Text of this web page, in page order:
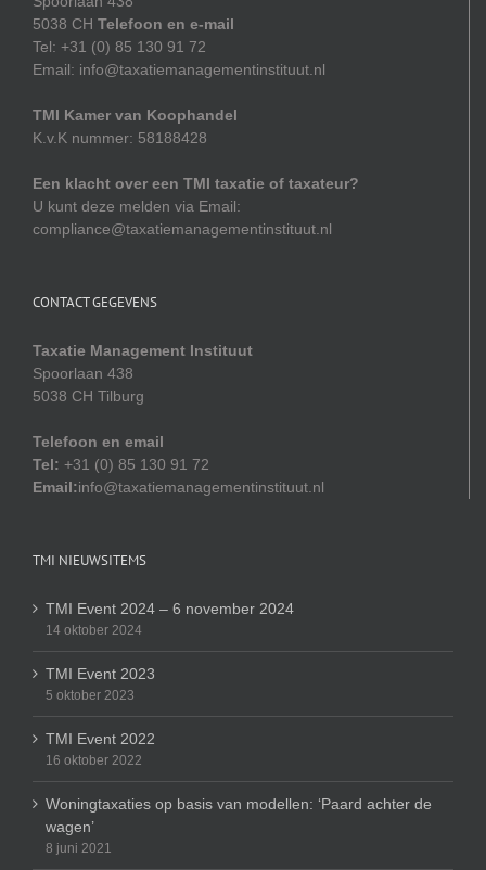
5038 CH Telefoon en e-mail
Tel: +31 (0) 85 130 91 72
Email: info@taxatiemanagementinstituut.nl
TMI Kamer van Koophandel
K.v.K nummer: 58188428
Een klacht over een TMI taxatie of taxateur?
U kunt deze melden via Email:
compliance@taxatiemanagementinstituut.nl
CONTACT GEGEVENS
Taxatie Management Instituut
Spoorlaan 438
5038 CH Tilburg
Telefoon en email
Tel: +31 (0) 85 130 91 72
Email:info@taxatiemanagementinstituut.nl
TMI NIEUWSITEMS
TMI Event 2024 – 6 november 2024
14 oktober 2024
TMI Event 2023
5 oktober 2023
TMI Event 2022
16 oktober 2022
Woningtaxaties op basis van modellen: ‘Paard achter de
wagen’
8 juni 2021